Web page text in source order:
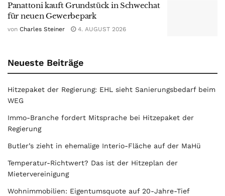
Panattoni kauft Grundstück in Schwechat
für neuen Gewerbepark
von Charles Steiner 4. AUGUST 2026
Neueste Beiträge
Hitzepaket der Regierung: EHL sieht Sanierungsbedarf beim
WEG
Immo-Branche fordert Mitsprache bei Hitzepaket der
Regierung
Butler’s zieht in ehemalige Interio-Fläche auf der MaHü
Temperatur-Richtwert? Das ist der Hitzeplan der
Mietervereinigung
Wohnimmobilien: Eigentumsquote auf 20-Jahre-Tief